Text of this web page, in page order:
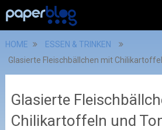
HOME
ESSEN & TRINKEN
Glasierte Fleischbällchen mit
Glasierte
Chilikartoffeln und